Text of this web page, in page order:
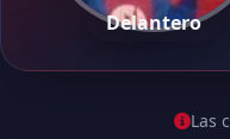
Delantero
Las